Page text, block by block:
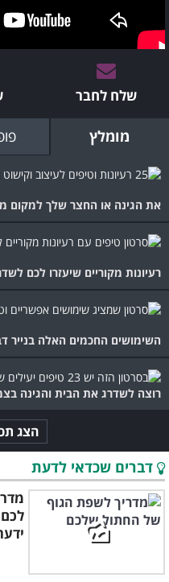
שלח לחבר
מומלץ
את הגינה או החצר שלך למקום
רעיונות מקוריים שיעזרו לכם
השימושים החכמים האלה בנייר
רוצה לשדרג את הבית והגינה
הצג
דברים שכדאי לדעת